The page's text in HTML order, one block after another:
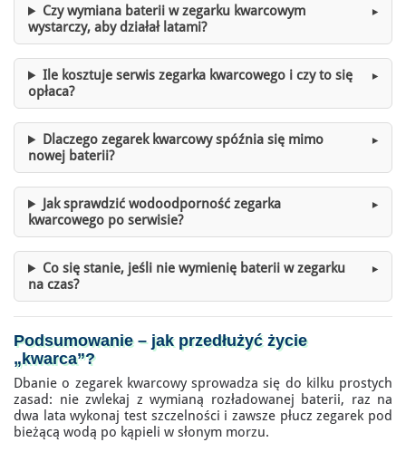
Czy wymiana baterii w zegarku kwarcowym
wystarczy, aby działał latami?
Ile kosztuje serwis zegarka kwarcowego i czy to się
opłaca?
Dlaczego zegarek kwarcowy spóźnia się mimo
nowej baterii?
Jak sprawdzić wodoodporność zegarka
kwarcowego po serwisie?
Co się stanie, jeśli nie wymienię baterii w zegarku
na czas?
Podsumowanie –jak przedłużyć życie
„kwarca”?
Dbanie o zegarek kwarcowy sprowadza się do kilku prostych
zasad: nie zwlekaj z wymianą rozładowanej baterii, raz na
dwa lata wykonaj test szczelności i zawsze płucz zegarek pod
bieżącą wodą po kąpieli w słonym morzu.